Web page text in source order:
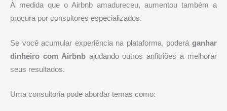
À medida que o Airbnb amadureceu, aumentou também a
procura por consultores especializados.
Se você acumular experiência na plataforma, poderá ganhar
dinheiro com Airbnbajudando outros anfitriões a melhorar
seus resultados.
Uma consultoria pode abordar temas como: